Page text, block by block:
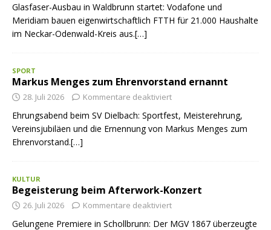
Glasfaser-Ausbau in Waldbrunn startet: Vodafone und
Meridiam bauen eigenwirtschaftlich FTTH für 21.000 Haushalte
im Neckar-Odenwald-Kreis aus.[…]
SPORT
Markus Menges zum Ehrenvorstand ernannt
28. Juli 2026 Kommentare deaktiviert
Ehrungsabend beim SV Dielbach: Sportfest, Meisterehrung,
Vereinsjubiläen und die Ernennung von Markus Menges zum
Ehrenvorstand.[…]
KULTUR
Begeisterung beim Afterwork-Konzert
26. Juli 2026 Kommentare deaktiviert
Gelungene Premiere in Schollbrunn: Der MGV 1867 überzeugte